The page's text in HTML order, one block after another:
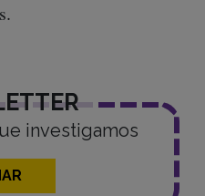
investigamos